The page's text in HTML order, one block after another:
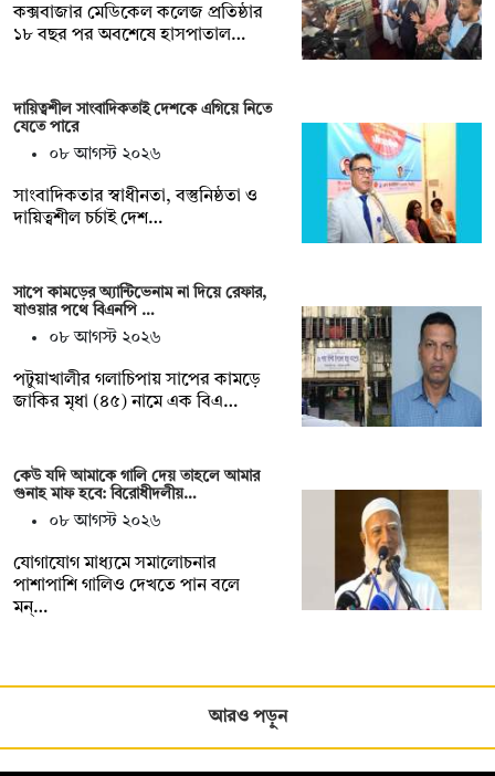
কক্সবাজার মেডিকেল কলেজ প্রতিষ্ঠার
১৮ বছর পর অবশেষে হাসপাতাল…
দায়িত্বশীল সাংবাদিকতাই দেশকে এগিয়ে নিতে
যেতে পারে
০৮ আগস্ট ২০২৬
সাংবাদিকতার স্বাধীনতা, বস্তুনিষ্ঠতা ও
দায়িত্বশীল চর্চাই দেশ…
সাপে কামড়ের অ্যান্টিভেনাম না দিয়ে রেফার,
যাওয়ার পথে বিএনপি …
০৮ আগস্ট ২০২৬
পটুয়াখালীর গলাচিপায় সাপের কামড়ে
জাকির মৃধা (৪৫) নামে এক বিএ…
কেউ যদি আমাকে গালি দেয় তাহলে আমার
গুনাহ মাফ হবে: বিরোধীদলীয়…
০৮ আগস্ট ২০২৬
যোগাযোগ মাধ্যমে সমালোচনার
পাশাপাশি গালিও দেখতে পান বলে
মন্…
আরও পড়ুন